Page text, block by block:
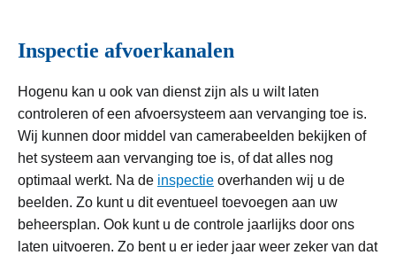
Inspectie afvoerkanalen
Hogenu kan u ook van dienst zijn als u wilt laten
controleren of een afvoersysteem aan vervanging toe is.
Wij kunnen door middel van camerabeelden bekijken of
het systeem aan vervanging toe is, of dat alles nog
optimaal werkt. Na de inspectie overhanden wij u de
beelden. Zo kunt u dit eventueel toevoegen aan uw
beheersplan. Ook kunt u de controle jaarlijks door ons
laten uitvoeren. Zo bent u er ieder jaar weer zeker van dat